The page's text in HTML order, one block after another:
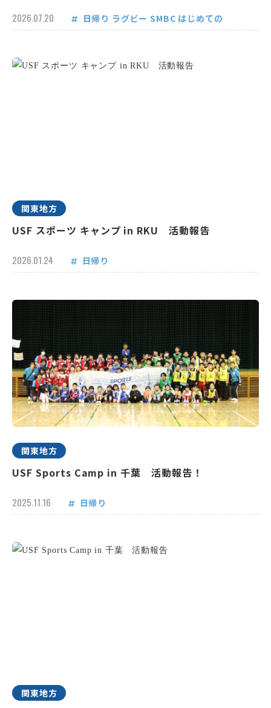
2026.07.20 日帰り ラグビー SMBC はじめての
関東地方
USF スポーツ キャンプ in RKU 活動報告
2026.01.24 日帰り
関東地方
USF Sports Camp in 千葉 活動報告！
2025.11.16 日帰り
関東地方